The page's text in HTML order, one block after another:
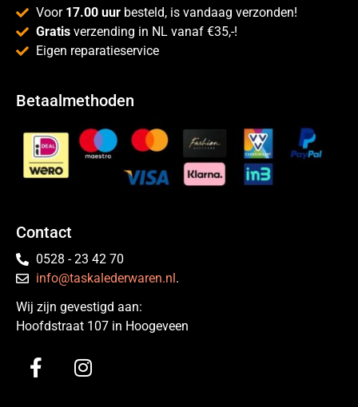
Voor 17.00 uur besteld, is vandaag verzonden!
Gratis verzending in NL vanaf €35,-!
Eigen reparatieservice
Betaalmethoden
Contact
0528 - 23 42 70
info@taskalederwaren.nl .
Wij zijn gevestigd aan:
Hoofdstraat 107 in Hoogeveen